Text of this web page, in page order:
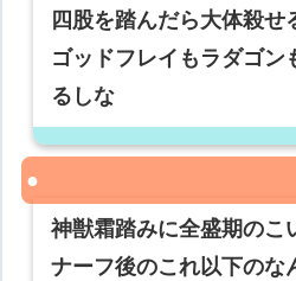
四股を踏んだら大体殺せ
ゴッドフレイもラダゴン
るしな
神獣霜踏みに全盛期のこ
ナーフ後のこれ以下のな